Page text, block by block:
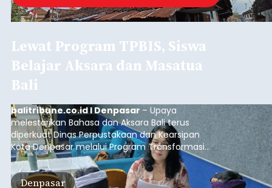
Lewat Program TPBIS, Siswa
Belajar Aksara dan Masatua
Bali
balitribune.co.id I Denpasar – Upaya
melestarikan Bahasa dan Aksara Bali terus
diperkuat Dinas Perpustakaan dan Kearsipan
Kota Denpasar melalui Program Transformasi
Perpustakaan Berbasis Inklusi Sosial (TPBIS).
Tahun ini, sebanyak 63 siswa kelas IV dan V SD
Negeri 17 Dangin Puri mendapat pelatihan
Denpasar